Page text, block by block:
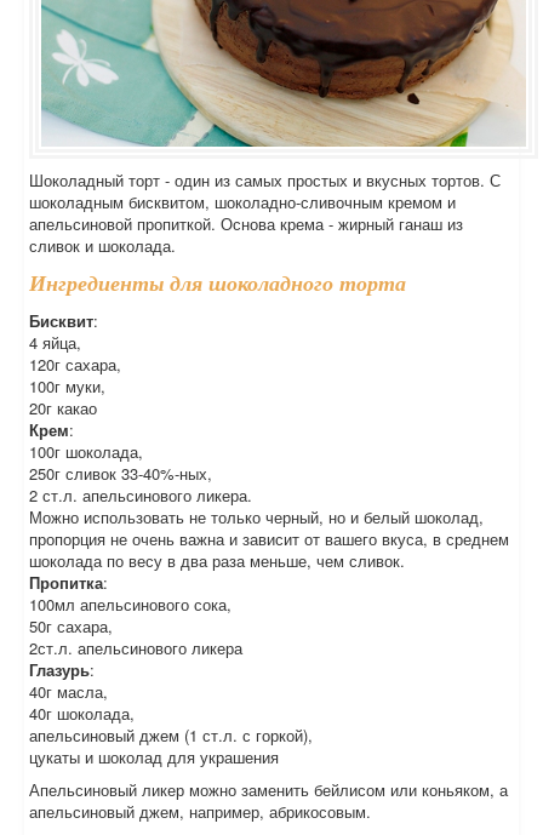
Шоколадный торт - один из самых простых и вкусных тортов. С
шоколадным бисквитом, шоколадно-сливочным кремом и
апельсиновой пропиткой. Основа крема - жирный ганаш из
сливок и шоколада.
Ингредиенты для шоколадного торта
Бисквит:
4 яйца,
120г сахара,
100г муки,
20г какао
Крем:
100г шоколада,
250г сливок 33-40%-ных,
2 ст.л. апельсинового ликера.
Можно использовать не только черный, но и белый шоколад,
пропорция не очень важна и зависит от вашего вкуса, в среднем
шоколада по весу в два раза меньше, чем сливок.
Пропитка:
100мл апельсинового сока,
50г сахара,
2ст.л. апельсинового ликера
Глазурь:
40г масла,
40г шоколада,
апельсиновый джем (1 ст.л. с горкой),
цукаты и шоколад для украшения
Апельсиновый ликер можно заменить бейлисом или коньяком, а
апельсиновый джем, например, абрикосовым.